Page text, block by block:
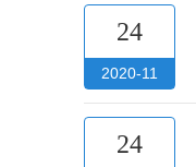
24
2020-11
24